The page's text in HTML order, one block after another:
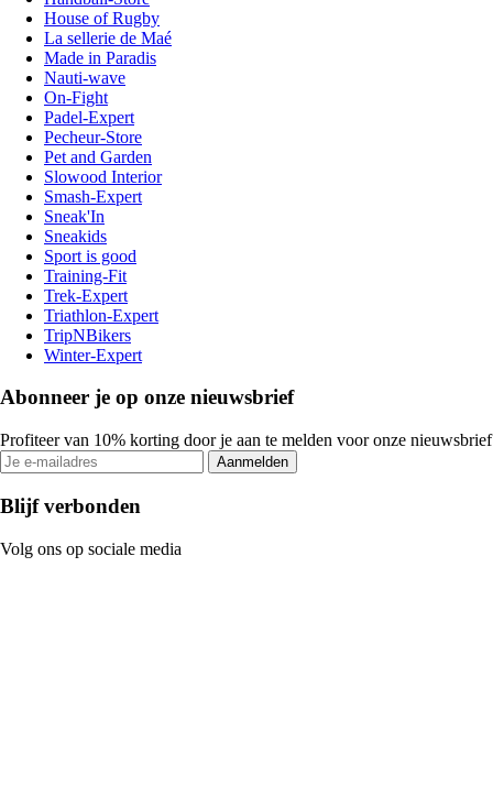
House of Rugby
La sellerie de Maé
Made in Paradis
Nauti-wave
On-Fight
Padel-Expert
Pecheur-Store
Pet and Garden
Slowood Interior
Smash-Expert
Sneak'In
Sneakids
Sport is good
Training-Fit
Trek-Expert
Triathlon-Expert
TripNBikers
Winter-Expert
Abonneer je op onze nieuwsbrief
Profiteer van 10% korting door je aan te melden voor onze nieuwsbrief
Aanmelden
Blijf verbonden
Volg ons op sociale media